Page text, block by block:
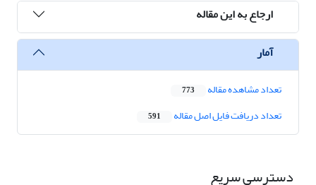
ارجاع به این مقاله
آمار
تعداد مشاهده مقاله 773
تعداد دریافت فایل اصل مقاله 591
دسترسی سریع